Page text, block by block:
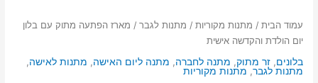
עמוד הבית / מתנות מקוריות / מתנות לגבר / מארז הפתעה מתוק עם בלון
יום הולדת והקדשה אישית
בלונים,זר מתוק, מתנה לחברה, מתנה ליום האישה, מתנות לאישה,
מתנות לגבר, מתנות מקוריות